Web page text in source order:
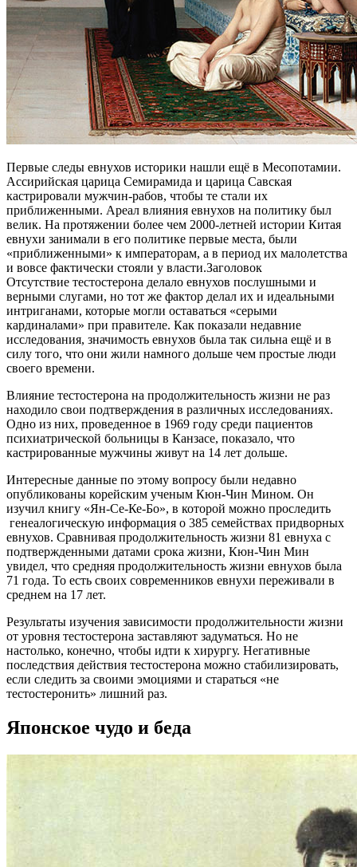
Первые следы евнухов историки нашли ещё в Месопотамии.
Ассирийская царица Семирамида и царица Савская
кастрировали мужчин-рабов, чтобы те стали их
приближенными. Ареал влияния евнухов на политику был
велик. На протяжении более чем 2000-летней истории Китая
евнухи занимали в его политике первые места, были
«приближенными» к императорам, а в период их малолетства
и вовсе фактически стояли у власти.Заголовок
Отсутствие тестостерона делало евнухов послушными и
верными слугами, но тот же фактор делал их и идеальными
интриганами, которые могли оставаться «серыми
кардиналами» при правителе. Как показали недавние
исследования, значимость евнухов была так сильна ещё и в
силу того, что они жили намного дольше чем простые люди
своего времени.
Влияние тестостерона на продолжительность жизни не раз
находило свои подтверждения в различных исследованиях.
Одно из них, проведенное в 1969 году среди пациентов
психиатрической больницы в Канзасе, показало, что
кастрированные мужчины живут на 14 лет дольше.
Интересные данные по этому вопросу были недавно
опубликованы корейским ученым Кюн-Чин Мином. Он
изучил книгу «Ян-Се-Ке-Бо», в которой можно проследить
генеалогическую информация о 385 семействах придворных
евнухов. Сравнивая продолжительность жизни 81 евнуха с
подтвержденными датами срока жизни, Кюн-Чин Мин
увидел, что средняя продолжительность жизни евнухов была
71 года. То есть своих современников евнухи переживали в
среднем на 17 лет.
Результаты изучения зависимости продолжительности жизни
от уровня тестостерона заставляют задуматься. Но не
настолько, конечно, чтобы идти к хирургу. Негативные
последствия действия тестостерона можно стабилизировать,
если следить за своими эмоциями и стараться «не
тестостеронить» лишний раз.
Японское чудо и беда